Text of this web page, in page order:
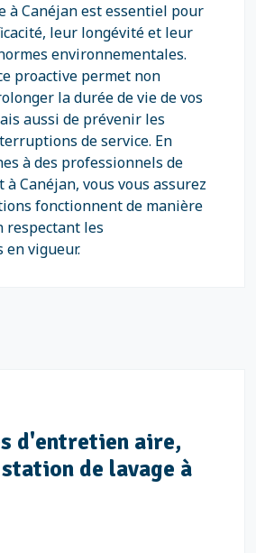
à Canéjan est essentiel pour
leur longévité et leur
environnementales.
proactive permet non
la durée de vie de vos
aussi de prévenir les
de service. En
à des professionnels de
Canéjan, vous vous assurez
fonctionnent de manière
respectant les
vigueur.
d'entretien aire,
de lavage à